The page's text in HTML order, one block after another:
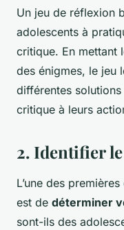
Un jeu de réflexion
adolescents à
critique. En mettant
des énigmes, le jeu
différentes
critique à leurs
2. Identifier
L’une des
est de déterminer
sont-ils des